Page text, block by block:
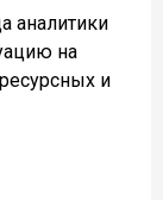
аналитики
на
и